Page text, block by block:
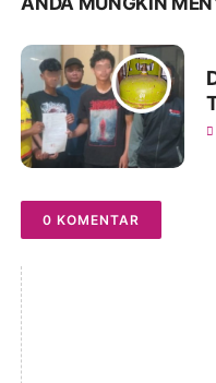
0 KOMENTAR